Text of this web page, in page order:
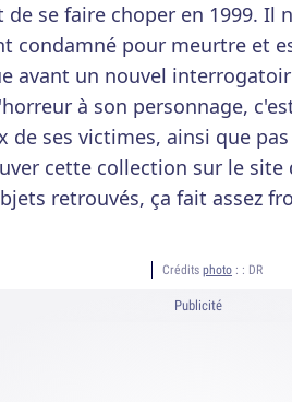
de se faire choper en 1999. Il
condamné pour meurtre et
avant un nouvel
à son personnage,
de ses victimes, ainsi que
cette collection sur le site
retrouvés, ça fait assez
Crédits photo : : DR
Publicité